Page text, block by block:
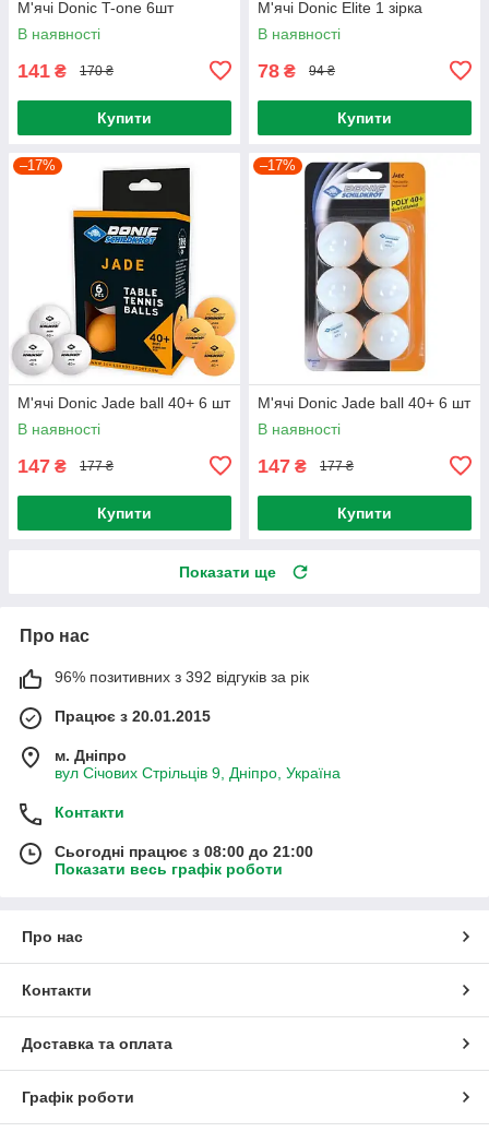
М'ячі Donic T-one 6шт
В наявності
141 ₴ 170 ₴
Купити
М'ячі Donic Elite 1 зірка
В наявності
78 ₴ 94 ₴
Купити
–17%
М'ячі Donic Jade ball 40+ 6 шт
В наявності
147 ₴ 177 ₴
Купити
–17%
М'ячі Donic Jade ball 40+ 6 шт
В наявності
147 ₴ 177 ₴
Купити
Показати ще
Про нас
96% позитивних з 392 відгуків за рік
Працює з 20.01.2015
м. Дніпро
вул Січових Стрільців 9, Дніпро, Україна
Контакти
Сьогодні працює з 08:00 до 21:00
Показати весь графік роботи
Про нас
Контакти
Доставка та оплата
Графік роботи